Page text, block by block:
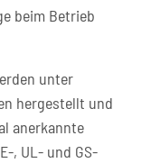
beim Betrieb
unter
hergestellt und
anerkannte
, UL- und GS-